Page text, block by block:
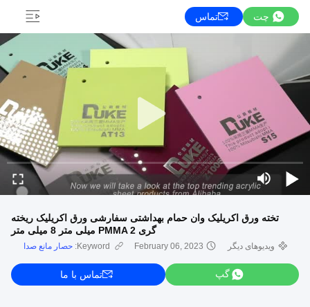
چت تماس
تخته ورق اکریلیک وان حمام بهداشتی سفارشی ورق اکریلیک ریخته
گری PMMA 2 میلی متر 8 میلی متر
ویدیوهای دیگر February 06, 2023
Keyword: حصار مانع صدا
گپ تماس با ما